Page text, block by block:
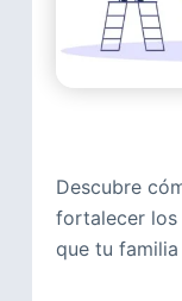
Descubre
fortalecer los
que tu